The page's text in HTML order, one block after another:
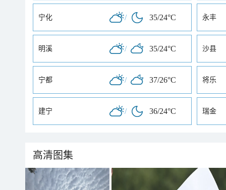
宁化 / 35/24°C 永丰
明溪 / 35/24°C 沙县
宁都 / 37/26°C 将乐
建宁 / 36/24°C 瑞金
高清图集